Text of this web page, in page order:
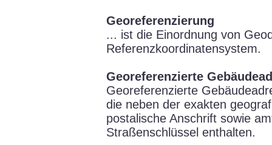
Georeferenzierung
... ist die Einordnung von
Referenzkoordinatensystem.
Georeferenzierte
Georeferenzierte
die neben der exakten
postalische Anschrift sowie
Straßenschlüssel enthalten.